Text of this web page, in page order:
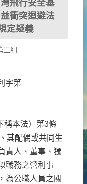
飛行安全基
衝突迴避法
定疑義
二組
字第
稱本法）第3條
其配偶或共同生
責人、董事、獨
職務之營利事
為公職人員之關